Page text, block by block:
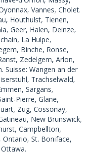
Vannes, Cholet.
Houthulst, Tienen,
Geer, Halen, Deinze,
La Hulpe,
Binche, Ronse,
Zedelgem, Arlon,
Suisse: Wangen an der
Trachselwald,
Sargans,
Pierre, Glane,
Zug, Cossonay,
New Brunswick,
Campbellton,
Ontario, St. Boniface,